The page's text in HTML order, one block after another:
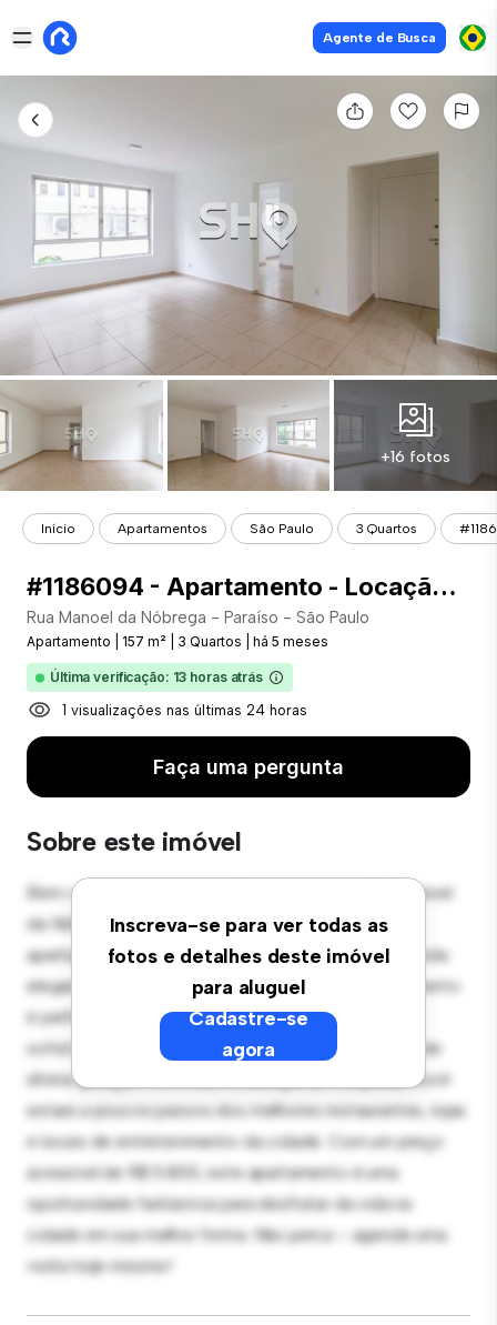
Agente de Busca
+16 fotos
Início Apartamentos São Paulo 3 Quartos
#1186094 - Apartamento - Locação com 157.00 m² , 3 Quarto(s), por R$ 5.800
Rua Manoel da Nóbrega - Paraíso - São Paulo
Apartamento 157 m² 3 Quartos há 5 meses
Última verificação: 13 horas atrás
1 visualizações nas últimas 24 horas
Faça uma pergunta
Sobre este imóvel
Inscreva-se para ver todas as
fotos e detalhes deste imóvel
para aluguel
Cadastre-se
agora
Bem-vindo ao seu novo refúgio urbano em Rua Manoel
da Nóbrega - Paraíso - São Paulo! Este moderno
apartamento de 3 quartos oferece um espaço de vida
elegante e aconchegante. O layout em conceito aberto
é perfeito para receber convidados, e a cozinha
sofisticada está equipada com eletrodomésticos de
última geração. Com sua localização privilegiada, você
estará a poucos passos dos melhores restaurantes, lojas
e locais de entretenimento da cidade. Com um preço
acessível de R$ 5.800, este apartamento é uma
oportunidade fantástica para desfrutar da vida na
cidade em sua melhor forma. Não perca – agende uma
visita hoje mesmo!